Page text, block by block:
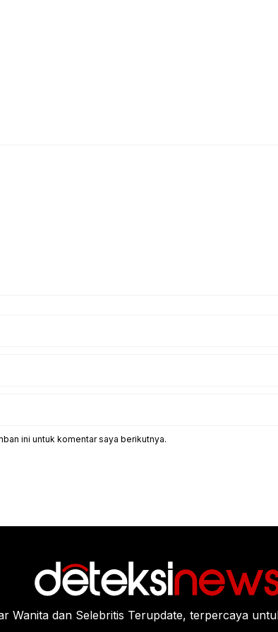
ini untuk komentar saya berikutnya.
Wanita dan Selebritis Terupdate, terpercaya